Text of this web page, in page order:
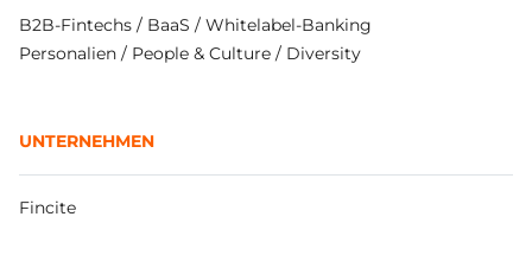
B2B-Fintechs / BaaS / Whitelabel-Banking
Personalien / People & Culture / Diversity
UNTERNEHMEN
Fincite